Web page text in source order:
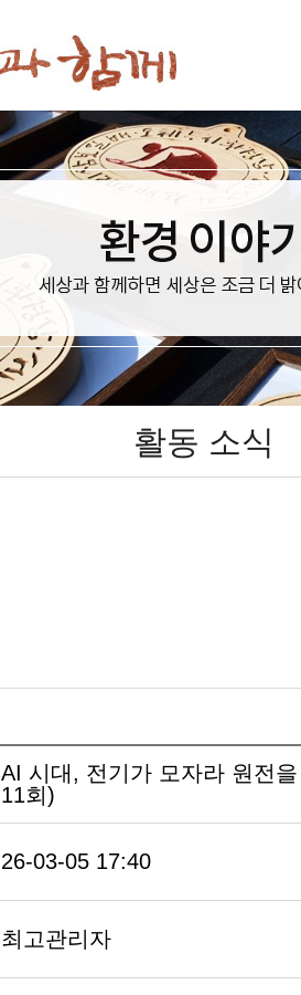
활동 소식
AI 시대, 전기가 모자라 원전
11회)
26-03-05 17:40
최고관리자